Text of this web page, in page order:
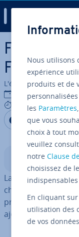
Aller au contenu
FIFO : le
First Out
L'équipe édi­to­riale
28/07/2023
9 mins
Partager
Sommaire
La méthode FIFO
chan­dises. Selon
prélevées en
ajoutées au stock.
Nous utilisons
expérience
produits et de
les Paramètres
que vous
choix à tout
veuillez
notreClause
choisissez de
En cliquant
utilisation des
de vos